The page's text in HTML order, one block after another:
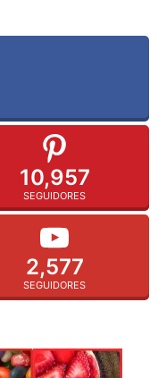
10,957
SEGUIDORES
2,577
SEGUIDORES